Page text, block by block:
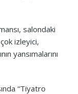
salondaki
izleyici,
yansımalarını
“Tiyatro